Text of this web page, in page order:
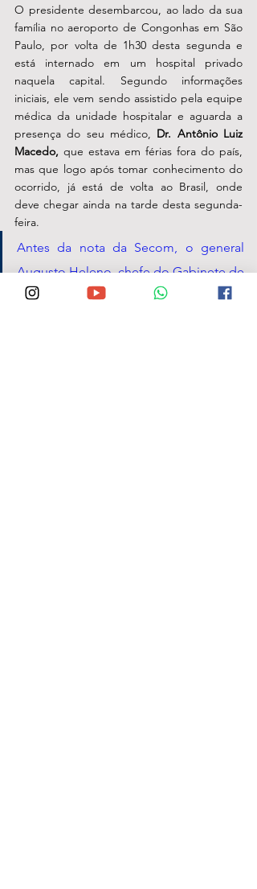
O presidente desembarcou, ao lado da sua
família no aeroporto de Congonhas em São
Paulo, por volta de 1h30 desta segunda e
está internado em um hospital privado
naquela capital. Segundo informações
iniciais, ele vem sendo assistido pela equipe
médica da unidade hospitalar e aguarda a
presença do seu médico, Dr. Antônio Luiz
Macedo, que estava em férias fora do país,
mas que logo após tomar conhecimento do
ocorrido, já está de volta ao Brasil, onde
deve chegar ainda na tarde desta segunda-
feira.
Antes da nota da Secom, o general
Augusto Heleno, chefe do Gabinete de
Segurança Institucional da Presidência